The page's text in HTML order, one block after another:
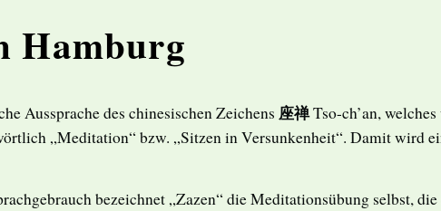
Hamburg
Aussprache des chinesischen Zeichens 座禅Tso-ch’an,
„Meditation“ bzw. „Sitzen in Versunkenheit“. Damit wird
bezeichnet „Zazen“ die Meditationsübung selbst,